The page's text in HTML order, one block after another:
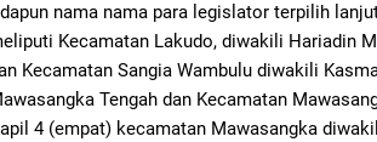
nama nama para legislator terpilih
Kecamatan Lakudo, diwakili Hariadin
Kecamatan Sangia Wambulu diwakili
Tengah dan Kecamatan
4 (empat) kecamatan Mawasangka